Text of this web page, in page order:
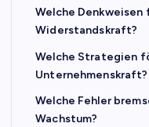
Welche
Widerstandskraft?
Welche Strategien
Unternehmenskraft?
Welche Fehler
Wachstum?